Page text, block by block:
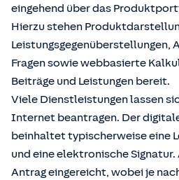
eingehend über das
Hierzu stehen
Leistungsgegenüberstellungen,
Fragen sowie webbasierte
Beiträge und Leistungen bereit.
Viele Dienstleistungen lassen
Internet beantragen. Der
beinhaltet typischerweise eine
und eine elektronische
Antrag eingereicht, wobei je